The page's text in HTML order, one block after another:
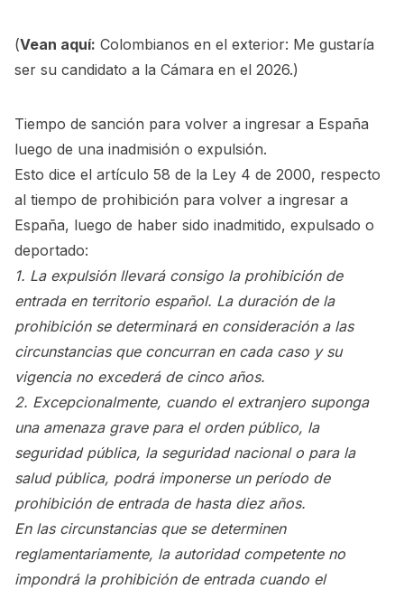
(Vean aquí: Colombianos en el exterior: Me gustaría
ser su candidato a la Cámara en el 2026.)
Tiempo de sanción para volver a ingresar a España
luego de una inadmisión o expulsión.
Esto dice el artículo 58 de la Ley 4 de 2000, respecto
al tiempo de prohibición para volver a ingresar a
España, luego de haber sido inadmitido, expulsado o
deportado:
1. La expulsión llevará consigo la prohibición de
entrada en territorio español. La duración de la
prohibición se determinará en consideración a las
circunstancias que concurran en cada caso y su
vigencia no excederá de cinco años.
2. Excepcionalmente, cuando el extranjero suponga
una amenaza grave para el orden público, la
seguridad pública, la seguridad nacional o para la
salud pública, podrá imponerse un período de
prohibición de entrada de hasta diez años.
En las circunstancias que se determinen
reglamentariamente, la autoridad competente no
impondrá la prohibición de entrada cuando el